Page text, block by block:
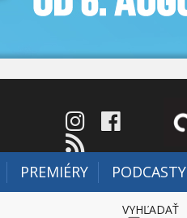
PREMIÉRY PODCASTY
VYHĽADAŤ